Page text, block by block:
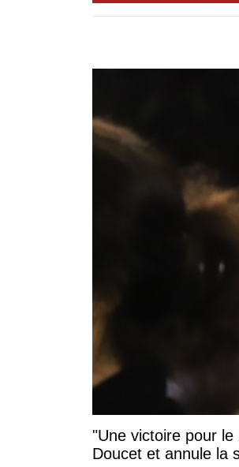
"Une victoire pour
Doucet et annule la